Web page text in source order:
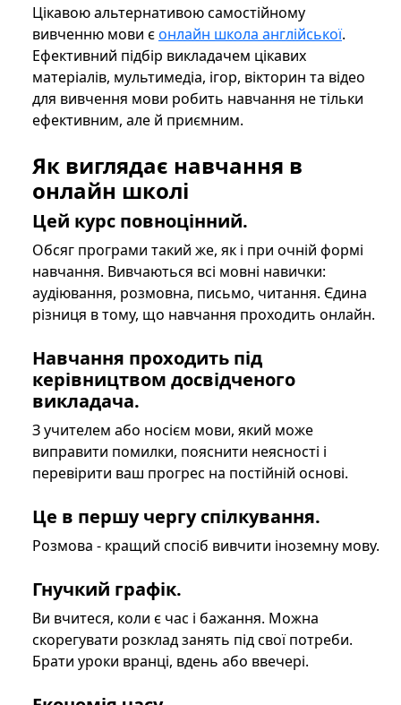
Цікавою альтернативою самостійному
вивченню мови єонлайн школа англійської.
Ефективний підбір викладачем цікавих
матеріалів, мультимедіа, ігор, вікторин та відео
для вивчення мови робить навчання не тільки
ефективним, але й приємним.
Як виглядає навчання в
онлайн школі
Цей курс повноцінний.
Обсяг програми такий же, як і при очній формі
навчання. Вивчаються всі мовні навички:
аудіювання, розмовна, письмо, читання. Єдина
різниця в тому, що навчання проходить онлайн.
Навчання проходить під
керівництвом досвідченого
викладача.
З учителем або носієм мови, який може
виправити помилки, пояснити неясності і
перевірити ваш прогрес на постійній основі.
Це в першу чергу спілкування.
Розмова - кращий спосіб вивчити іноземну мову.
Гнучкий графік.
Ви вчитеся, коли є час і бажання. Можна
скорегувати розклад занять під свої потреби.
Брати уроки вранці, вдень або ввечері.